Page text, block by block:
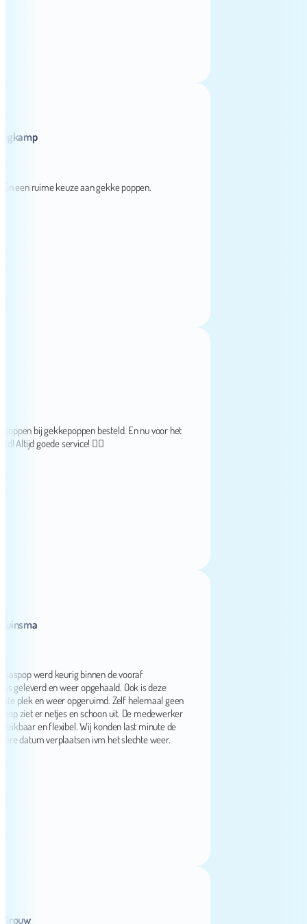
ruime keuze aan gekke poppen.
bij gekkepoppen besteld. En nu voor het
goede service! 👌🏻
werd keurig binnen de vooraf
en weer opgehaald. Ook is deze
en weer opgeruimd. Zelf helemaal geen
er netjes en schoon uit. De medewerker
en flexibel. Wij konden last minute de
verplaatsen ivm het slechte weer.